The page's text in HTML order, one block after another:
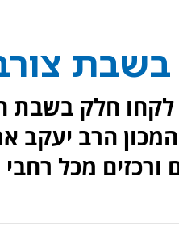
משתתפים לקחו חלק
הרב יעקב
ורכזים מכל